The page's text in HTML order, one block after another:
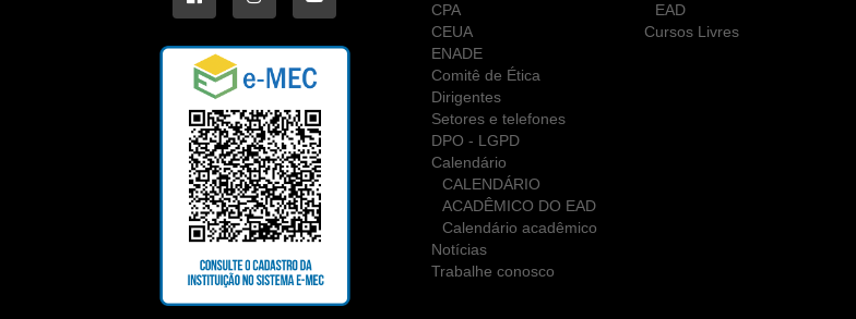
CPA
CEUA
ENADE
Comitê de Ética
Dirigentes
Setores e telefones
DPO - LGPD
Calendário
CALENDÁRIO
ACADÊMICO DO EAD
Calendário acadêmico
Notícias
Trabalhe conosco
EAD
Cursos Livres